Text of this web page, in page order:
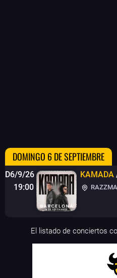
DOMINGO 6 DE SEPTIEMBRE
D6/9/26
19:00
KAMADA
El listado de conciertos